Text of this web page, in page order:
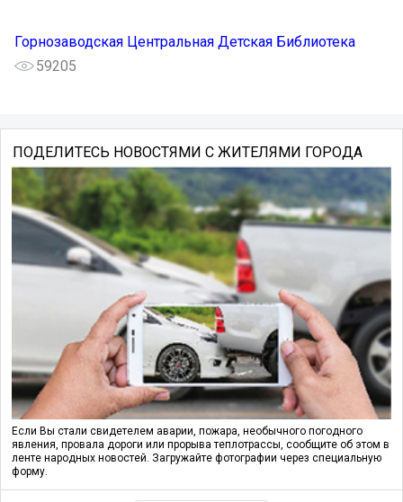
Горнозаводская Центральная Детская Библиотека
59205
ПОДЕЛИТЕСЬ НОВОСТЯМИ С ЖИТЕЛЯМИ ГОРОДА
Если Вы стали свидетелем аварии, пожара, необычного погодного
явления, провала дороги или прорыва теплотрассы, сообщите об этом в
ленте народных новостей. Загружайте фотографии через специальную
форму.